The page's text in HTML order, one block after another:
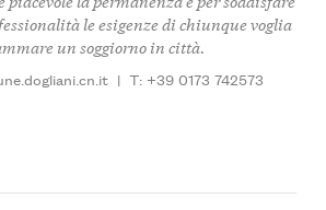
le esigenze di chiunque voglia
un soggiorno in città.
| T: +39 0173 742573